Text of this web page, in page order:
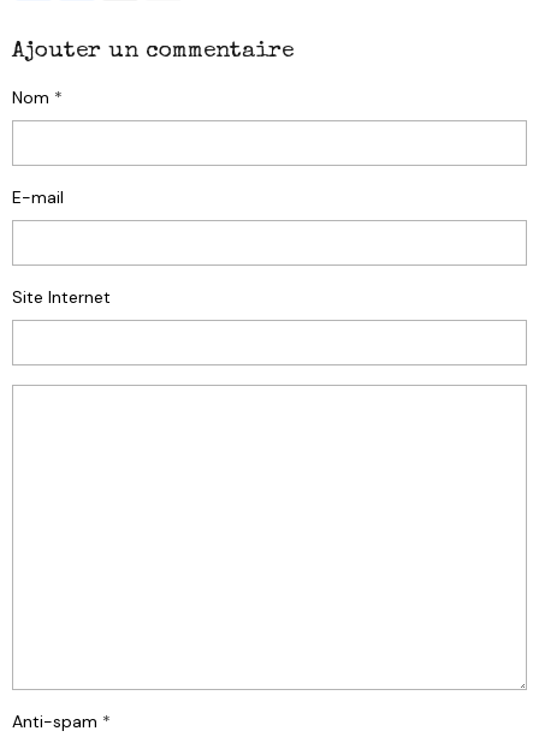
Ajouter un commentaire
Nom
E-mail
Site Internet
Anti-spam